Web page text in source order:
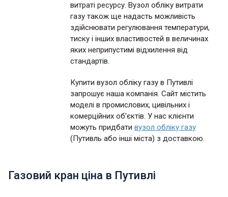
витраті ресурсу. Вузол обліку витрати
газу також ще надасть можливість
здійснювати регулювання температури,
тиску і інших властивостей в величинах
яких неприпустимі відхилення від
стандартів.
Купити вузол обліку газу в Путивлі
запрошує наша компанія. Сайт містить
моделі в промислових, цивільних і
комерційних об'єктів. У нас клієнти
можуть придбативузол обліку газу
(Путивль або інші міста) з доставкою.
Газовий кран ціна в Путивлі